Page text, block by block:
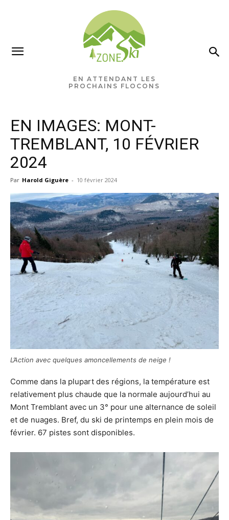
EN ATTENDANT LES
PROCHAINS FLOCONS
EN IMAGES: MONT-
TREMBLANT, 10 FÉVRIER
2024
Par Harold Giguère - 10 février 2024
L’Action avec quelques amoncellements de neige !
Comme dans la plupart des régions, la température est
relativement plus chaude que la normale aujourd’hui au
Mont Tremblant avec un 3° pour une alternance de soleil
et de nuages. Bref, du ski de printemps en plein mois de
février. 67 pistes sont disponibles.
Ne manquez rien pour votre
saison de ski!
les alertes météo en exclusivité.
VOTRE ADRESSE COURRIEL
Vous pourrez vous désabonner à tout
moment.